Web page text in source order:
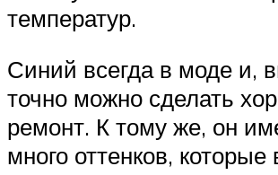
температур.
Синий всегда в моде и,
точно можно сделать
ремонт. К тому же, он
много оттенков, которые